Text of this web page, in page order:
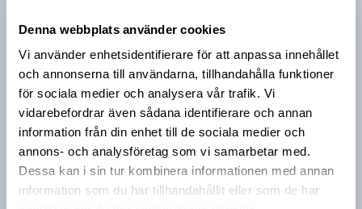
Denna webbplats använder cookies
Vi använder enhetsidentifierare för att anpassa innehållet
och annonserna till användarna, tillhandahålla funktioner
för sociala medier och analysera vår trafik. Vi
vidarebefordrar även sådana identifierare och annan
information från din enhet till de sociala medier och
annons- och analysföretag som vi samarbetar med.
Dessa kan i sin tur kombinera informationen med annan
information som du har tillhandahållit eller som de har
frågor.
Vårt nyhetsbrev kommer ut 3-4 gånger i månaden och
livsmedelsföretagande och den svenska
livsmedelsbranschen. När du anmäler dig till vårt
nyhetsbrev godkänner du Livsmedelsföretagens
hantering av personuppgifter.
E-post: